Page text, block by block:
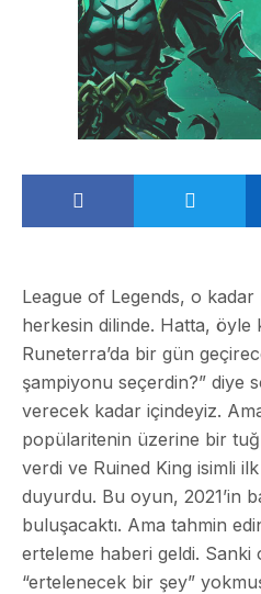
League of Legends, o
herkesin dilinde. Hatta, öyle
Runeterra’da bir gün
şampiyonu seçerdin?” diye
verecek kadar içindeyiz.
popülaritenin üzerine bir
verdi ve Ruined King isimli
duyurdu. Bu oyun, 2021’in
buluşacaktı. Ama tahmin
erteleme haberi geldi. Sanki
“ertelenecek bir şey”